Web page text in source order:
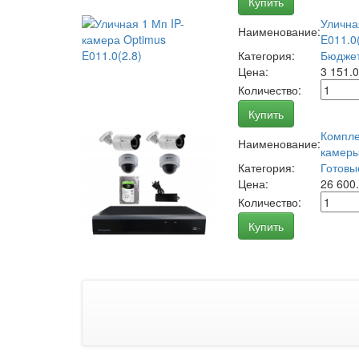
Наименование:
Категория:
Цена:
3
Количество:
Купить
Наименование:
Категория:
Цена:
26
Количество:
Купить